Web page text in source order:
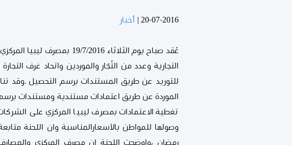
20-07-2016 أخبار
عُقد صباح يوم الثلاثاء
التجارية وعدد من التُجّار والموردين واتحاد غرف
للتوريد عن طريق المستندات برسم التحصيل .وقد
الموردة عن طريق اعتمادات مستندية ومستندات
تغطية الاعتمادات بمصرف ليبيا المركزي على
وصولها للمواطن بالأسعارالمناسبة وان اللحنة
رمضان ،واوضحت اللجنة ان مصرف المركزي والمصارف